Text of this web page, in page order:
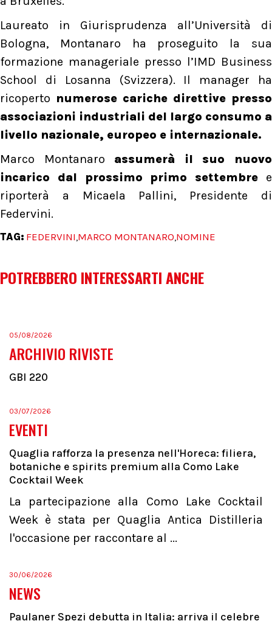
Laureato in Giurisprudenza all’Università di
Bologna, Montanaro ha proseguito la sua
formazione manageriale presso l’IMD Business
School di Losanna (Svizzera). Il manager ha
ricoperto numerose cariche direttive presso
associazioni industriali del largo consumo a
livello nazionale, europeo e internazionale.
Marco Montanaro assumerà il suo nuovo
incarico dal prossimo primo settembre e
riporterà a Micaela Pallini, Presidente di
Federvini.
TAG: FEDERVINI,MARCO MONTANARO,NOMINE
POTREBBERO INTERESSARTI ANCHE
05/08/2026
ARCHIVIO RIVISTE
GBI 220
03/07/2026
EVENTI
Quaglia rafforza la presenza nell'Horeca: filiera,
botaniche e spirits premium alla Como Lake
Cocktail Week
La partecipazione alla Como Lake Cocktail
Week è stata per Quaglia Antica Distilleria
l'occasione per raccontare al ...
30/06/2026
NEWS
Paulaner Spezi debutta in Italia: arriva il celebre